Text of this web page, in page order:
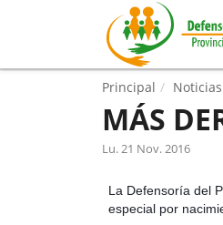
Principal Noticias
MÁS
Lu. 21 Nov. 2016
La Defensoría del
especial por